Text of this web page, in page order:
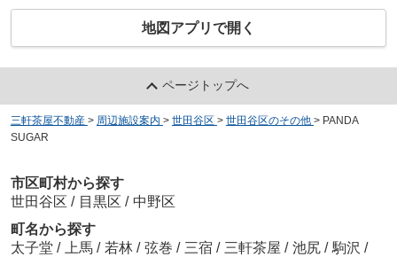
地図アプリで開く
ページトップへ
三軒茶屋不動産 > 周辺施設案内 > 世田谷区 > 世田谷区のその他 > PANDA
SUGAR
市区町村から探す
世田谷区 / 目黒区 / 中野区
町名から探す
太子堂 / 上馬 / 若林 / 弦巻 / 三宿 / 三軒茶屋 / 池尻 / 駒沢 /